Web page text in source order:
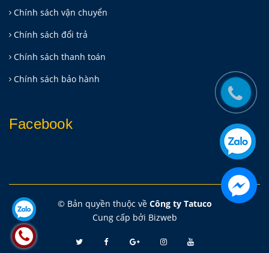
Chính sách vận chuyển
Chính sách đổi trả
Chính sách thanh toán
Chính sách bảo hành
Facebook
© Bản quyền thuộc về Công ty Tatuco
Cung cấp bởi Bizweb